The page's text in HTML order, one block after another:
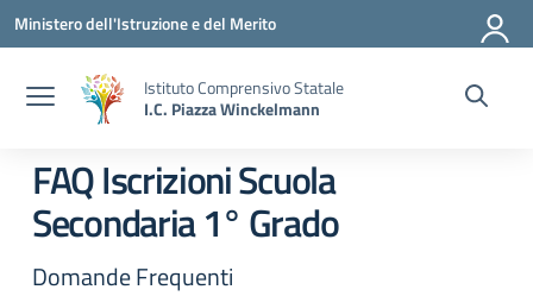
Vai ai contenuti
Vai al menu di navigazione
Vai al footer
Ministero dell'Istruzione e del Merito
Istituto Comprensivo Statale
I.C. Piazza Winckelmann
FAQ Iscrizioni Scuola
Secondaria 1° Grado
Domande Frequenti